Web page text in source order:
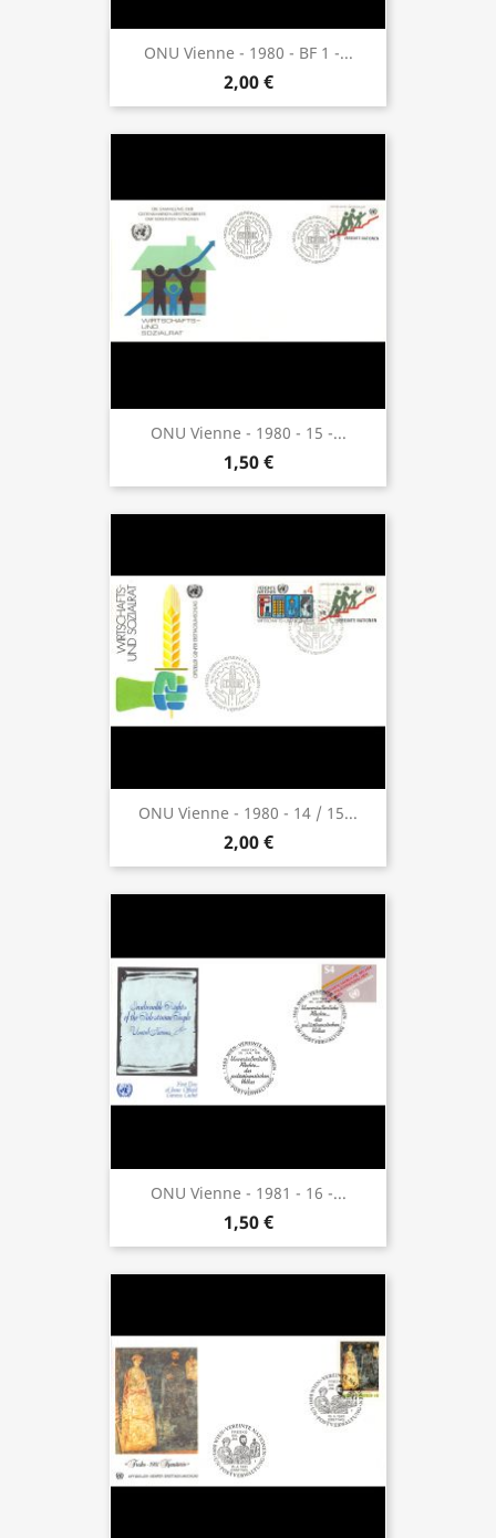
ONU Vienne - 1980 - BF 1 -...
2,00 €
ONU Vienne - 1980 - 15 -...
1,50 €
ONU Vienne - 1980 - 14 / 15...
2,00 €
ONU Vienne - 1981 - 16 -...
1,50 €